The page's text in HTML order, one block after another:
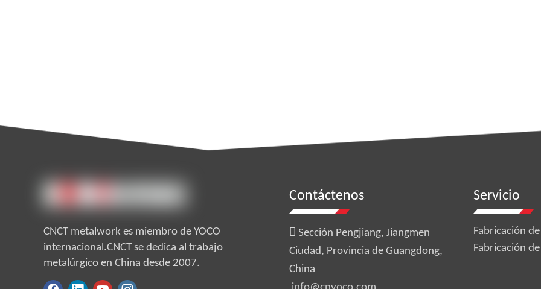
CNCT metalwork es miembro de YOCO
internacional.CNCT se dedica al trabajo
metalúrgico en China desde 2007.
Contáctenos
 Sección Pengjiang, Jiangmen
Ciudad, Provincia de Guangdong,
China
Servicio
Fabricación
Fabricación